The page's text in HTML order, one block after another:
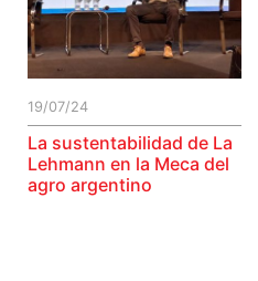
19/07/24
La sustentabilidad de La
Lehmann en la Meca del
agro argentino